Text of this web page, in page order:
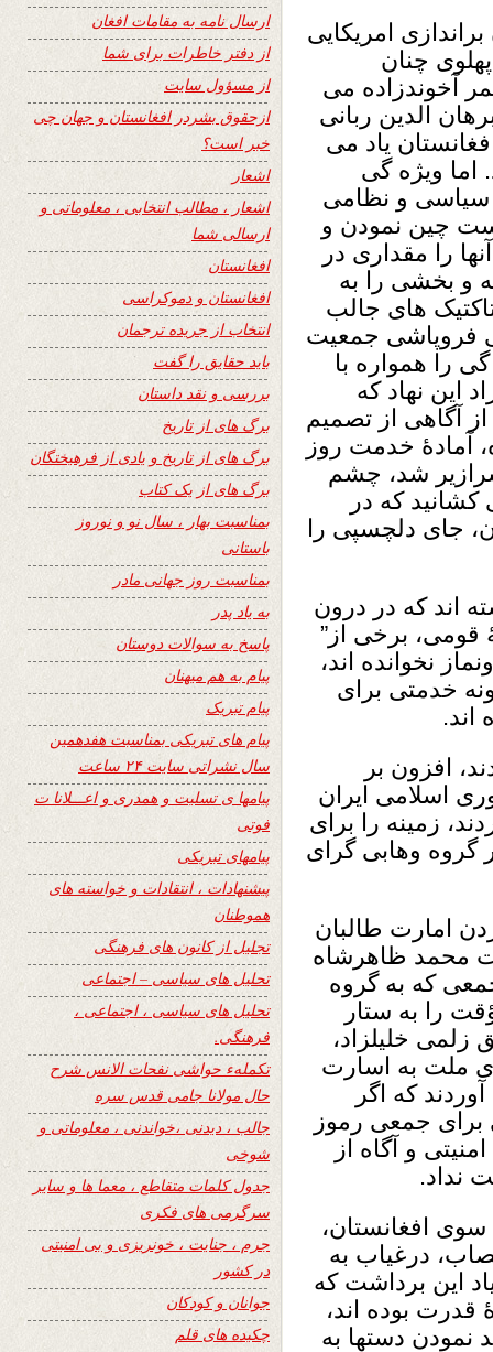
امریکایی
چنان
آخوندزاده می
الدین ربانی
یاد می
اما ویژه گی
سیاسی و نظامی
چین نمودن و
را مقداری در
و بخشی را به
های جالب
فروپاشی جمعیت
را همواره با
این نهاد که
آگاهی از تصمیم
آمادۀ خدمت روز
شد، چشم
که در
جای دلچسپی را
اند که در درون
قومی، برخی از”
نخوانده اند،
خدمتی برای
اند.
افزون بر
اسلامی ایران
زمینه را برای
گروه وهابی گرای
امارت طالبان
محمد ظاهرشاه
که به گروه
را به ستار
خلیلزاد،
ملت به اسارت
که اگر
برای جمعی رموز
و آگاه از
نداد.
افغانستان،
درغیاب به
این برداشت که
قدرت بوده اند،
نمودن دستها به
ارسال نامه به مقامات افغان
از دفتر خاطرات برای شما
از مسؤول سایت
ازحقوق بشردر افغانستان و جهان چی
خبر است؟
اشعار
اشعار ، مطالب انتخابی ، معلوماتی و
ارسالی شما
افغانستان
افغانستان و دموکراسی
انتخاب از جریده ترجمان
باید حقایق را گفت
بررسی و نقد داستان
برگ های از تاریخ
برگ های از تاریخ و یادی از فرهیختگان
برگ های از یک کتاب
بمناسبت بهار ، سال نو و نوروز
باستانی
بمناسبت روز جهانی مادر
به یاد پدر
پاسخ به سوالات دوستان
پیام به هم میهنان
پیام تبریک
پیام های تبریکی بمناسبت هفدهمین
سال نشراتی سایت ۲۴ ساعت
پیامها ی تسلیت و همدری و اعـــلانا ت
فوتی
پیامهای تبریکی
پیشنهادات ، انتقادات و خواسته های
هموطنان
تجلیل از کانون های فرهنگی
تحلیل های سیاسی – اجتماعی
تحلیل های سیاسی ، اجتماعی ،
فرهنگی.
تکملهء حواشی نفحات الانس شرح
حال مولانا جامی قدس سره
جالب ، دیدنی ،خواندنی ، معلوماتی و
شوخی
جدول کلمات متقاطع ، معما ها و سایر
سرگرمی های فکری
جرم ، جنایت ، خونریزی و بی امنیتی
در کشور
جوانان و کودکان
چکیده های قلم